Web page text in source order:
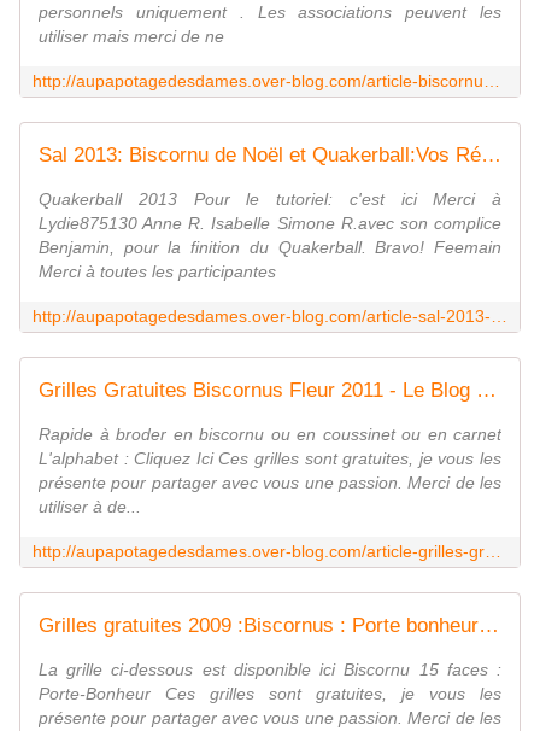
personnels uniquement . Les associations peuvent les
utiliser mais merci de ne
Sal 2013: Biscornu de Noël et Quakerball:Vos Réalisations - Le Blog des Dames
Quakerball 2013 Pour le tutoriel: c'est ici Merci à
Lydie875130 Anne R. Isabelle Simone R.avec son complice
Benjamin, pour la finition du Quakerball. Bravo! Feemain
Merci à toutes les participantes
Grilles Gratuites Biscornus Fleur 2011 - Le Blog des Dames
Rapide à broder en biscornu ou en coussinet ou en carnet
L'alphabet : Cliquez Ici Ces grilles sont gratuites, je vous les
présente pour partager avec vous une passion. Merci de les
utiliser à de...
Grilles gratuites 2009 :Biscornus : Porte bonheur - Le Blog des Dames
La grille ci-dessous est disponible ici Biscornu 15 faces :
Porte-Bonheur Ces grilles sont gratuites, je vous les
présente pour partager avec vous une passion. Merci de les